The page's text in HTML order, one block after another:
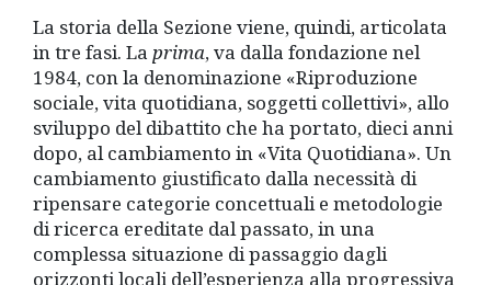
La storia della Sezione viene, quindi, articolata
in tre fasi. La prima, va dalla fondazione nel
1984, con la denominazione «Riproduzione
sociale, vita quotidiana, soggetti collettivi», allo
sviluppo del dibattito che ha portato, dieci anni
dopo, al cambiamento in «Vita Quotidiana». Un
cambiamento giustificato dalla necessità di
ripensare categorie concettuali e metodologie
di ricerca ereditate dal passato, in una
complessa situazione di passaggio dagli
orizzonti locali dell’esperienza alla progressiva